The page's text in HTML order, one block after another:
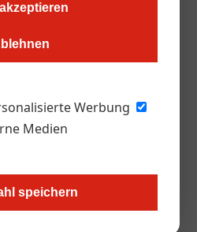
Werbung
Medien
speichern
Essen ist in den letzten zwei
Die Menschen
– und das nicht